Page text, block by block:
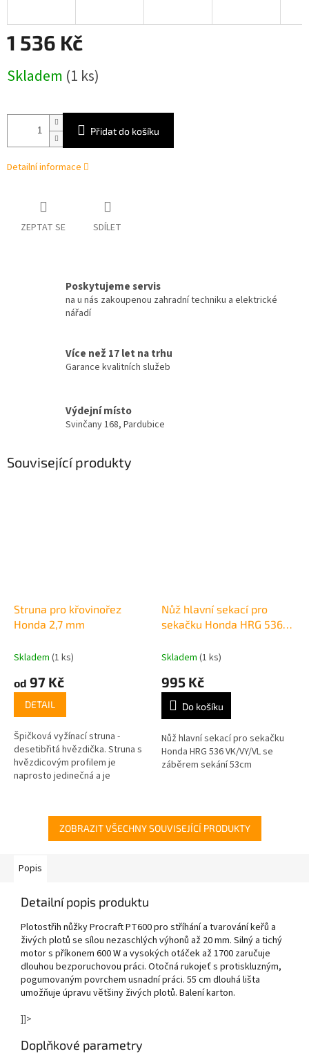
1 536 Kč
cena:
Skladem (1 ks)
Přidat do košíku
Detailní informace
ZEPTAT SE SDÍLET
Poskytujeme servis
na u nás zakoupenou zahradní techniku a elektrické
nářadí
Více než 17 let na trhu
Garance kvalitních služeb
Výdejní místo
Svinčany 168, Pardubice
Související produkty
Struna pro křovinořez
Honda 2,7 mm
Skladem (1 ks)
od 97 Kč
DETAIL
Špičková vyžínací struna -
desetibřitá hvězdička. Struna s
hvězdicovým profilem je
naprosto jedinečná a je
sekání. Díky vyššímu...
Nůž hlavní sekací pro
sekačku Honda HRG 536
Skladem (1 ks)
995 Kč
Do košíku
Nůž hlavní sekací pro sekačku
Honda HRG 536 VK/VY/VL se
záběrem sekání 53cm
ZOBRAZIT VŠECHNY SOUVISEJÍCÍ PRODUKTY
Popis
Detailní popis produktu
Plotostřih nůžky Procraft PT600 pro stříhání a tvarování keřů a
živých plotů se sílou nezaschlých výhonů až 20 mm. Silný a tichý
motor s příkonem 600 W a vysokých otáček až 1700 zaručuje
dlouhou bezporuchovou práci. Otočná rukojeť s protiskluzným,
pogumovaným povrchem usnadní práci. 55 cm dlouhá lišta
umožňuje úpravu většiny živých plotů. Balení karton.
]]>
Doplňkové parametry